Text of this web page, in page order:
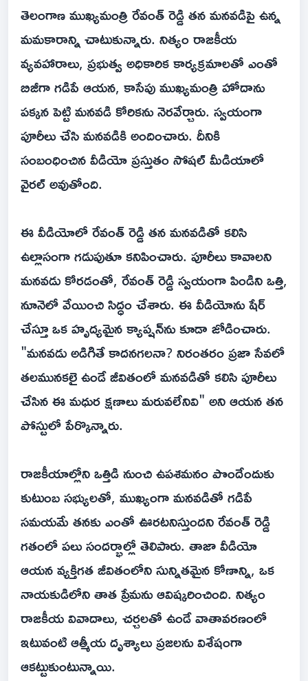
తెలంగాణ ముఖ్యమంత్రి రేవంత్ రెడ్డి తన మనవడిపై ఉన్న
మమకారాన్ని చాటుకున్నారు. నిత్యం రాజకీయ
వ్యవహారాలు, ప్రభుత్వ అధికారిక కార్యక్రమాలతో ఎంతో
బిజీగా గడిపే ఆయన, కాసేపు ముఖ్యమంత్రి హోదాను
పక్కన పెట్టి మనవడి కోరికను నెరవేర్చారు. స్వయంగా
పూరీలు చేసి మనవడికి అందించారు. దీనికి
సంబంధించిన వీడియో ప్రస్తుతం సోషల్ మీడియాలో
వైరల్ అవుతోంది.
ఈ వీడియోలో రేవంత్ రెడ్డి తన మనవడితో కలిసి
ఉల్లాసంగా గడుపుతూ కనిపించారు. పూరీలు కావాలని
మనవడు కోరడంతో, రేవంత్ రెడ్డి స్వయంగా పిండిని ఒత్తి,
నూనెలో వేయించి సిద్ధం చేశారు. ఈ వీడియోను షేర్
చేస్తూ ఒక హృద్యమైన క్యాప్షన్‌ను కూడా జోడించారు.
"మనవడు అడిగితే కాదనగలనా? నిరంతరం ప్రజా సేవలో
తలమునకలై ఉండే జీవితంలో మనవడితో కలిసి పూరీలు
చేసిన ఈ మధుర క్షణాలు మరువలేనివి" అని ఆయన తన
పోస్టులో పేర్కొన్నారు.
రాజకీయాల్లోని ఒత్తిడి నుంచి ఉపశమనం పొందేందుకు
కుటుంబ సభ్యులతో, ముఖ్యంగా మనవడితో గడిపే
సమయమే తనకు ఎంతో ఊరటనిస్తుందని రేవంత్ రెడ్డి
గతంలో పలు సందర్భాల్లో తెలిపారు. తాజా వీడియో
ఆయన వ్యక్తిగత జీవితంలోని సున్నితమైన కోణాన్ని, ఒక
నాయకుడిలోని తాత ప్రేమను ఆవిష్కరించింది. నిత్యం
రాజకీయ వివాదాలు, చర్చలతో ఉండే వాతావరణంలో
ఇటువంటి ఆత్మీయ దృశ్యాలు ప్రజలను విశేషంగా
ఆకట్టుకుంటున్నాయి.